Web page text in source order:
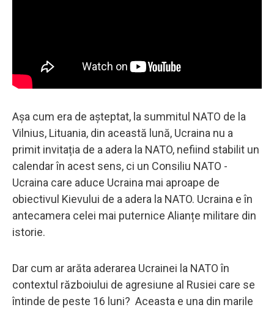
Așa cum era de așteptat, la summitul NATO de la
Vilnius, Lituania, din această lună, Ucraina nu a
primit invitația de a adera la NATO, nefiind stabilit un
calendar în acest sens, ci un Consiliu NATO -
Ucraina care aduce Ucraina mai aproape de
obiectivul Kievului de a adera la NATO. Ucraina e în
antecamera celei mai puternice Alianțe militare din
istorie.
Dar cum ar arăta aderarea Ucrainei la NATO în
contextul războiului de agresiune al Rusiei care se
întinde de peste 16 luni? Aceasta e una din marile